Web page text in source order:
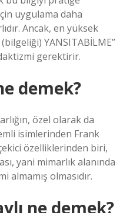
uygulama daha
Ancak, en yüksek
YANSITABİLME”
gerektirir.
demek?
özel olarak da
isimlerinden Frank
özelliklerinden biri,
yani mimarlık alanında
olmasıdır.
ne demek?